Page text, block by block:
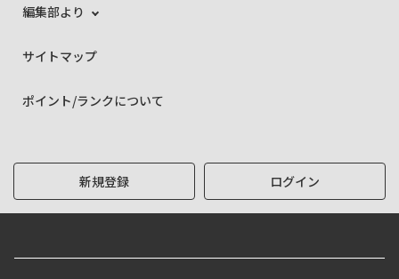
編集部より
サイトマップ
ポイント/ランクについて
新規登録 ログイン